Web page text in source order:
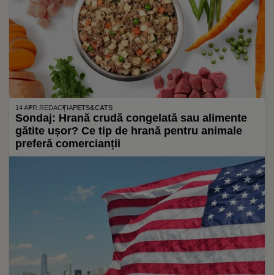
14 APR. REDACȚIAPETS&CATS
Sondaj: Hrană crudă congelată sau alimente
gătite ușor? Ce tip de hrană pentru animale
preferă comercianții